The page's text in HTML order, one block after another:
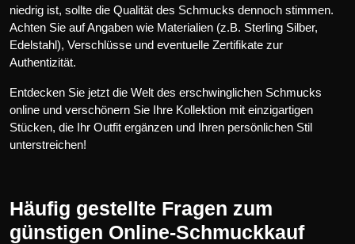
niedrig ist, sollte die Qualität des Schmucks dennoch stimmen.
Achten Sie auf Angaben wie Materialien (z.B. Sterling Silber,
Edelstahl), Verschlüsse und eventuelle Zertifikate zur
Authentizität.
Entdecken Sie jetzt die Welt des erschwinglichen Schmucks
online und verschönern Sie Ihre Kollektion mit einzigartigen
Stücken, die Ihr Outfit ergänzen und Ihren persönlichen Stil
unterstreichen!
Häufig gestellte Fragen zum
günstigen Online-Schmuckkauf